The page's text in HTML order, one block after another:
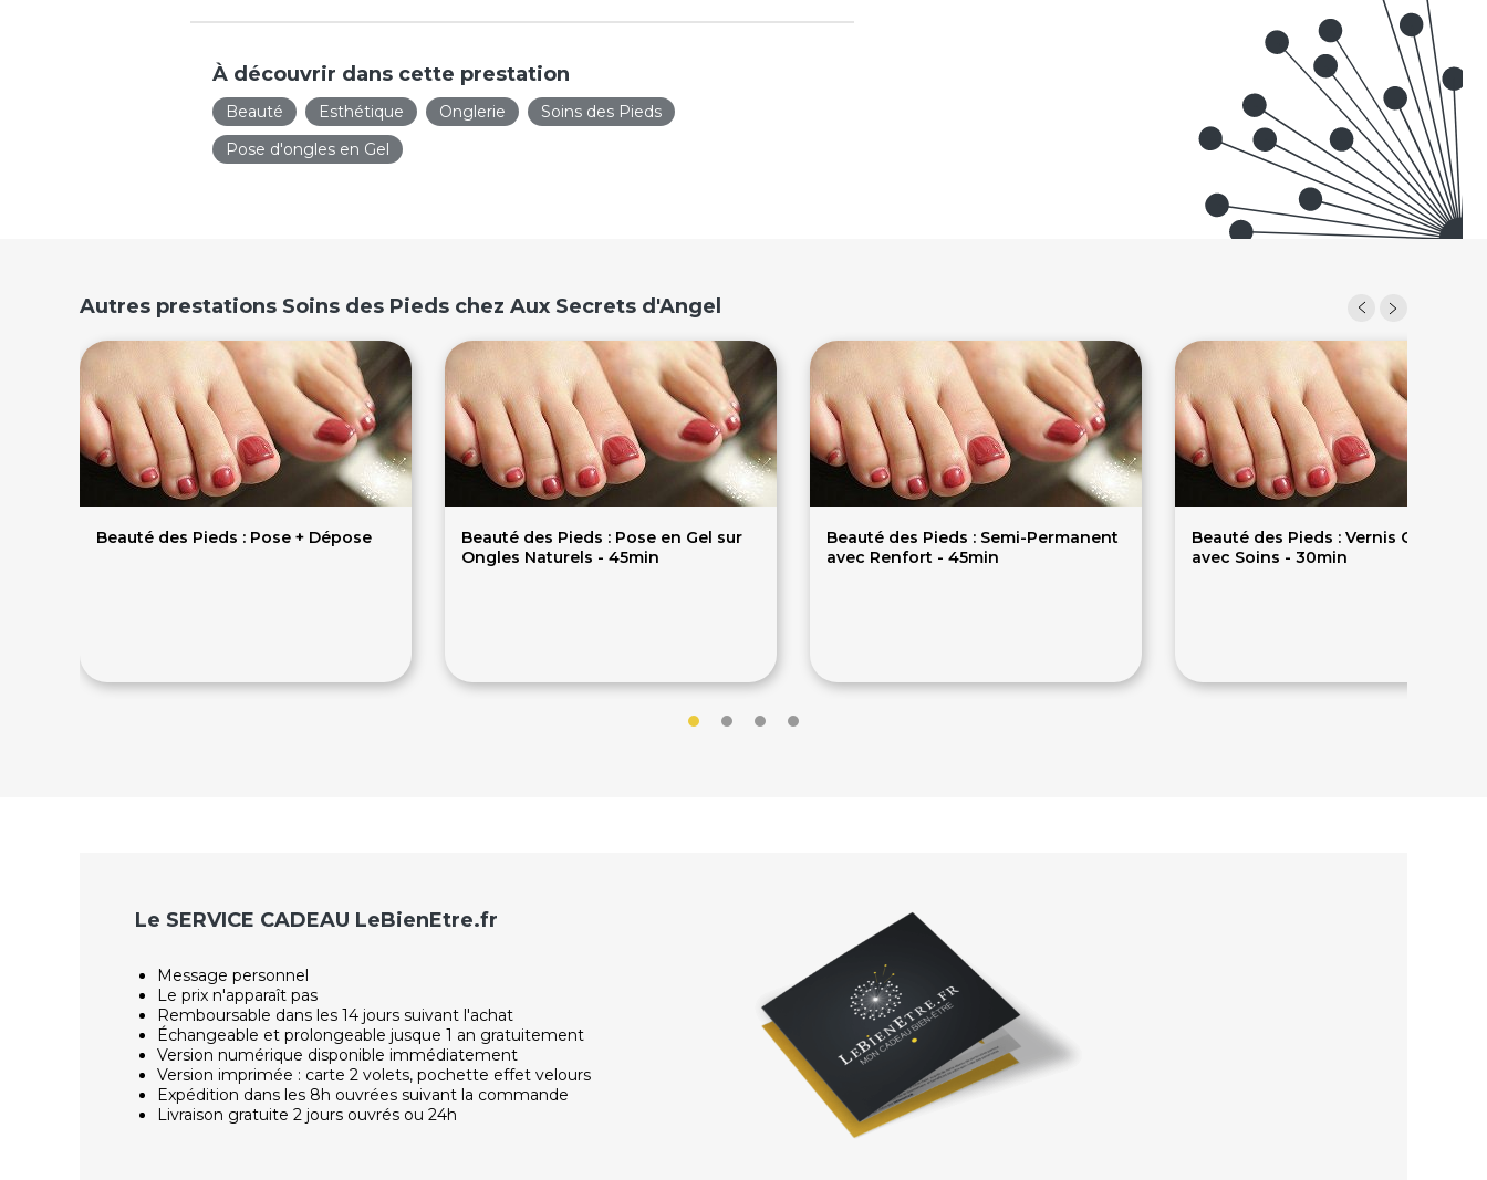
À découvrir dans cette prestation
Beauté Esthétique Onglerie
Soins des Pieds
Pose d'ongles en Gel
Autres prestations Soins des Pieds chez Aux Secrets d'Angel
Beauté des Pieds : Pose + Dépose
Beauté des Pieds : Pose en Gel sur
Ongles Naturels - 45min
Beauté des Pieds : Semi-Permanent
avec Renfort - 45min
Beauté des Pieds : Vernis Classique
avec Soins - 30min
Le SERVICE CADEAU LeBienEtre.fr
Message personnel
Le prix n'apparaît pas
Remboursable dans les 14 jours suivant l'achat
Échangeable et prolongeable jusque 1 an gratuitement
Version numérique disponible immédiatement
Version imprimée : carte 2 volets, pochette effet velours
Expédition dans les 8h ouvrées suivant la commande
Livraison gratuite 2 jours ouvrés ou 24h